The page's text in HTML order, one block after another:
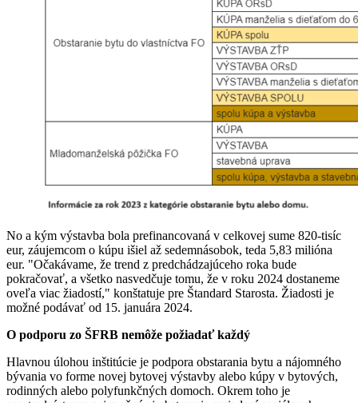
No a kým výstavba bola prefinancovaná v celkovej sume 820-tisíc
eur, záujemcom o kúpu išiel až sedemnásobok, teda 5,83 milióna
eur. "Očakávame, že trend z predchádzajúceho roka bude
pokračovať, a všetko nasvedčuje tomu, že v roku 2024 dostaneme
oveľa viac žiadostí," konštatuje pre Štandard Starosta. Žiadosti je
možné podávať od 15. januára 2024.
O podporu zo ŠFRB nemôže požiadať každý
Hlavnou úlohou inštitúcie je podpora obstarania bytu a nájomného
bývania vo forme novej bytovej výstavby alebo kúpy v bytových,
rodinných alebo polyfunkčných domoch. Okrem toho je